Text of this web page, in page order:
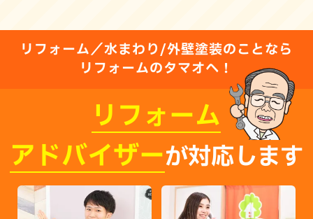
リフォーム／水まわり/外壁塗装のことなら
リフォームのタマオへ！
リフォーム
アドバイザーが対応します